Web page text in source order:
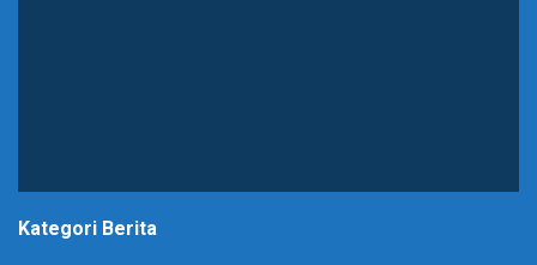
Kategori Berita